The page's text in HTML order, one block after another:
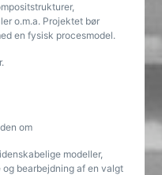
o.m.a. Projektet bør
en fysisk procesmodel.
om
modeller,
bearbejdning af en valgt